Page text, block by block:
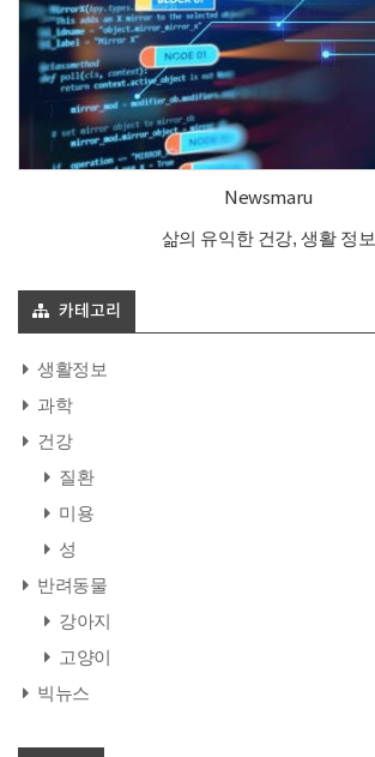
Newsmaru
삶의 유익한 건강, 생활 정보
카테고리
생활정보
과학
건강
질환
미용
성
반려동물
강아지
고양이
빅뉴스